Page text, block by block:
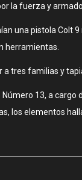
la fuerza y
una pistola Colt
herramientas.
tres familias y
13, a
los elementos